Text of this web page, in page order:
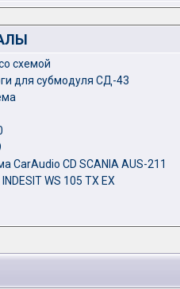
схемой
для субмодуля СД-43
CarAudio CD SCANIA AUS-211
WS 105 TX EX